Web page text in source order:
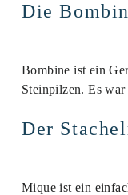
Die
Bombine ist ein
Steinpilzen. Es
Der
Mique ist ein